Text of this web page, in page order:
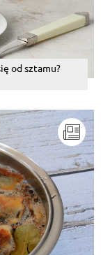
od sztamu?